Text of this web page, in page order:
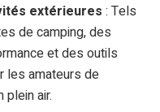
extérieures : Tels
de camping, des
et des outils
les amateurs de
air.